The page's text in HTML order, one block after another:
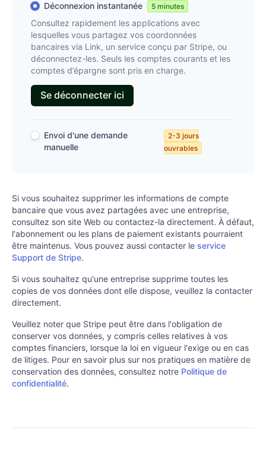
Déconnexion instantanée 5 minutes
Consultez rapidement les applications avec
lesquelles vous partagez vos coordonnées
bancaires via Link, un service conçu par Stripe, ou
déconnectez-les. Seuls les comptes courants et les
comptes d’épargne sont pris en charge.
Se déconnecter ici
Envoi d'une demande
manuelle
2-3 jours
ouvrables
Si vous souhaitez supprimer les informations de compte
bancaire que vous avez partagées avec une entreprise,
consultez son site Web ou contactez-la directement. À défaut,
l'abonnement ou les plans de paiement existants pourraient
être maintenus. Vous pouvez aussi contacter le service
Support de Stripe.
Si vous souhaitez qu'une entreprise supprime toutes les
copies de vos données dont elle dispose, veuillez la contacter
directement.
Veuillez noter que Stripe peut être dans l'obligation de
conserver vos données, y compris celles relatives à vos
comptes financiers, lorsque la loi en vigueur l'exige ou en cas
de litiges. Pour en savoir plus sur nos pratiques en matière de
conservation des données, consultez notre Politique de
confidentialité.